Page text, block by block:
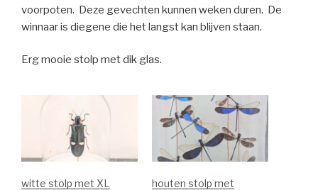
voorpoten. Deze gevechten kunnen weken duren. De
winnaar is diegene die het langst kan blijven staan.
Erg mooie stolp met dik glas.
witte stolp met XL
houten stolp met